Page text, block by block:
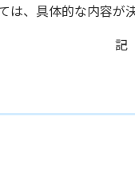
、具体的な内容が
記